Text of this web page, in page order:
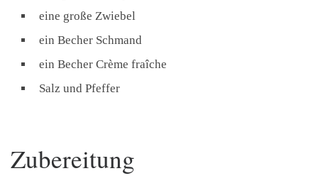
eine große Zwiebel
ein Becher Schmand
ein Becher Crème fraîche
Salz und Pfeffer
Zubereitung